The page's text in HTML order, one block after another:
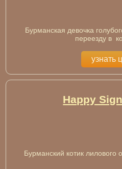
Бурманская девочка
переезду в
узнать
Happy
Бурманский котик лилового